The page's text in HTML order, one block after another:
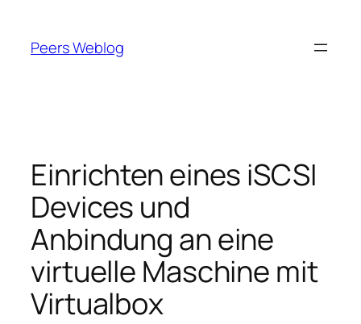
springen
Peers Weblog
Einrichten eines iSCSI
Devices und
Anbindung an eine
virtuelle Maschine mit
Virtualbox